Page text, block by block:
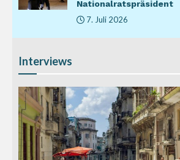
Nationalratspräsident
7. Juli 2026
Interviews